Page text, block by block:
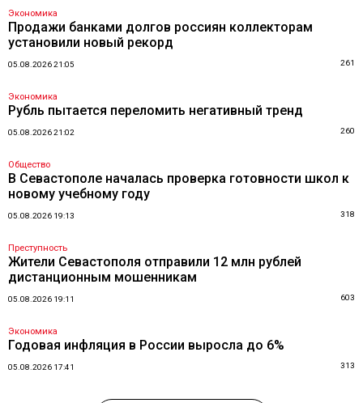
Экономика
Продажи банками долгов россиян коллекторам
установили новый рекорд
05.08.2026 21:05 261
Экономика
Рубль пытается переломить негативный тренд
05.08.2026 21:02 260
Общество
В Севастополе началась проверка готовности школ к
новому учебному году
05.08.2026 19:13 318
Преступность
Жители Севастополя отправили 12 млн рублей
дистанционным мошенникам
05.08.2026 19:11 603
Экономика
Годовая инфляция в России выросла до 6%
05.08.2026 17:41 313